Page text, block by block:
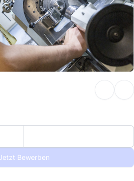
Bewerben